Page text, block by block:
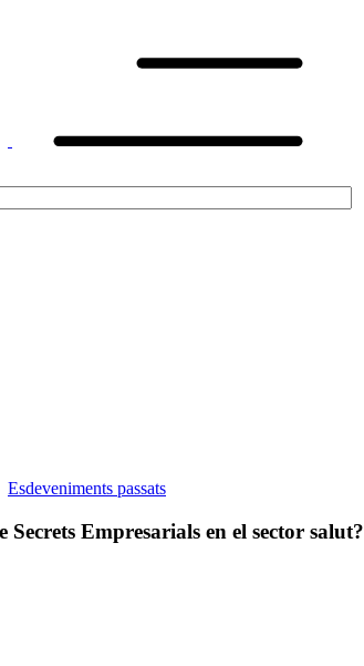
Esdeveniments passats
Empresarials en el sector salut?